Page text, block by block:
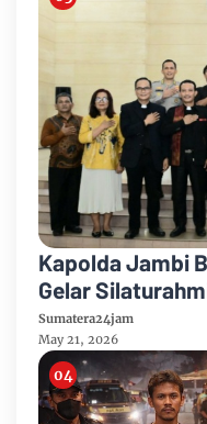
Kapolda Jambi
Gelar
HKBP, Perkuat
Sumatera24jam
May 21, 2026